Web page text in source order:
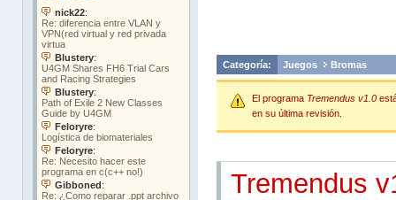
Categoría: Juegos Bromas
El programa Tremendus v1.0
en su última revisión.
Tremendus